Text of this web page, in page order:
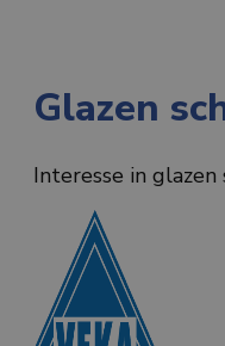
Glazen
Interesse in